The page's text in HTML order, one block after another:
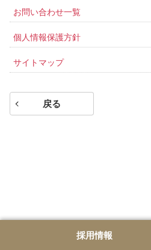
お問い合わせ一覧
個人情報保護方針
サイトマップ
戻る
採用情報